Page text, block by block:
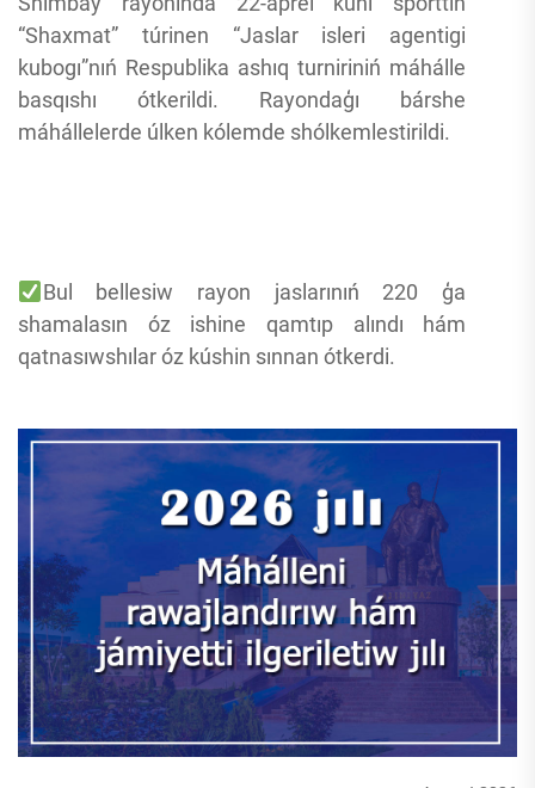
“Shaxmat” túrinen “Jaslar isleri agentigi
kubogı”nıń Respublika ashıq turniriniń máhálle
basqıshı ótkerildi. Rayondaģı bárshe
máhállelerde úlken kólemde shólkemlestirildi.
Bul bellesiw rayon jaslarınıń 220 ģa
shamalasın óz ishine qamtıp alındı hám
qatnasıwshılar óz kúshin sınnan ótkerdi.